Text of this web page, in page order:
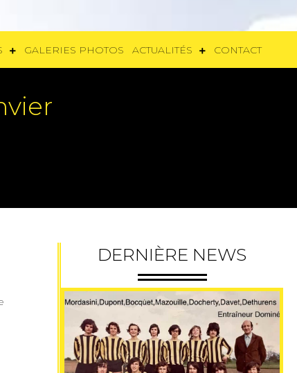
GALERIES PHOTOS ACTUALITÉS CONTACT
DERNIÈRE NEWS